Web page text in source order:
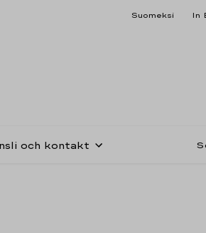
Suomeksi In
och kontakt